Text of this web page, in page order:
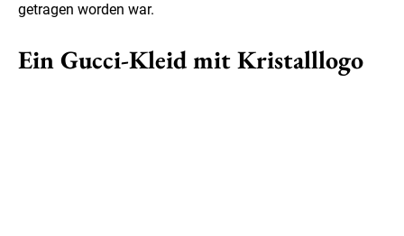
getragen worden war.
Ein Gucci-Kleid mit Kristalllogo